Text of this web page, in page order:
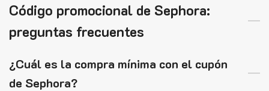
Código promocional de Sephora:
preguntas frecuentes
¿Cuál es la compra mínima con el cupón
de Sephora?